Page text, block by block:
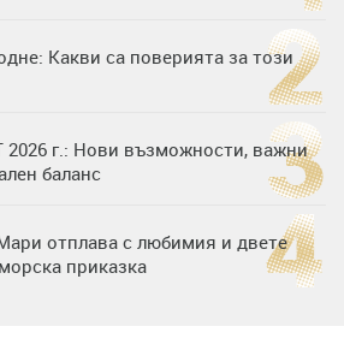
Какви са поверията за този
г.: Нови възможности, важни
баланс
отплава с любимия и двете
приказка